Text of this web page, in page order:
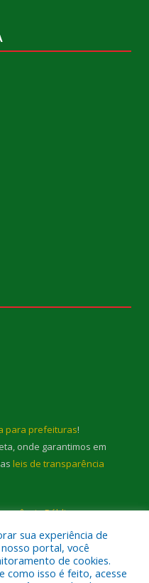
para prefeituras!
onde garantimos em
leis de transparência
Pública
sua experiência de
portal, você
de cookies.
como isso é feito, acesse